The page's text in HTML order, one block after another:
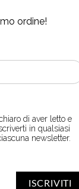
ordine!
ISCRIVITI
di aver letto e
in qualsiasi
newsletter.